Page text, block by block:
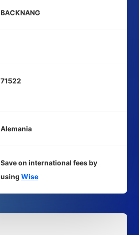
BACKNANG
71522
Alemania
Save on international fees by
using Wise